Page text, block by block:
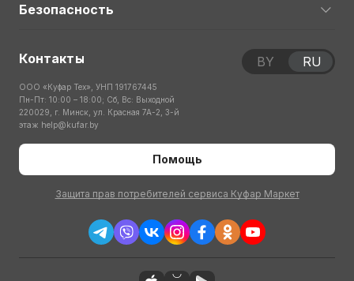
Безопасность
Контакты
ООО «Куфар Тех», УНП 191767445
Пн-Пт: 10:00 – 18:00; Сб, Вс: Выходной
220029, г. Минск, ул. Красная 7А-2, 3-й
этаж help@kufar.by
Помощь
Защита прав потребителей сервиса Куфар Маркет
BY RU